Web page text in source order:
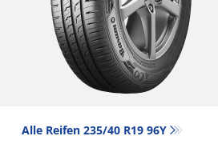
Alle Reifen‎ 235/40 R19 96Y